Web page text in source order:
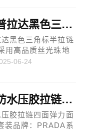
工艺，立体感强 PRADA普拉达黑色三角标半拉链长袖Polo衫
黑色三角标半拉链
用高品质丝光珠地
柔软细腻，亲肤透
形金属徽标，融入
06-24
PRADA防水压胶拉链四面弹力面料春夏高定套装
胶拉链四面弹力面
装品牌：PRADA系